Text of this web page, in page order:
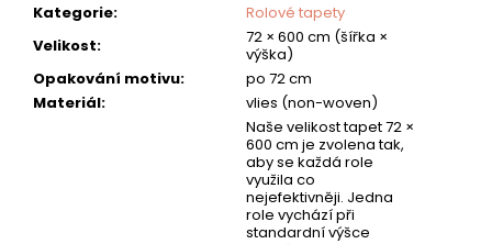
Kategorie:
Rolové tapety
Velikost:
72 × 600 cm (šířka ×
výška)
Opakování motivu:
po 72 cm
Materiál: vlies (non-woven)
Naše velikost tapet 72 ×
600 cm je zvolena tak,
aby se každá role
využila co
nejefektivněji. Jedna
role vychází při
standardní výšce
u
č
u